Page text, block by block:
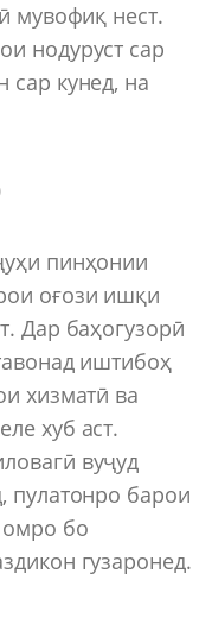
мувофиқ нест.
нодуруст сар
сар кунед, на
пинҳонии
оғози ишқи
Дар баҳогузорӣ
иштибоҳ
хизматӣ ва
хуб аст.
вуҷуд
пулатонро барои
бо
гузаронед.